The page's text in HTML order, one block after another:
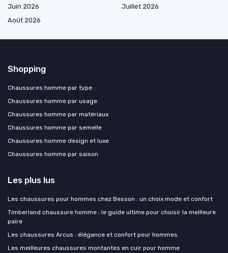
Juin 2026
Juillet 2026
Août 2026
Shopping
Chaussures homme par type
Chaussures homme par usage
Chaussures homme par matériaux
Chaussures homme par semelle
Chaussures homme design et luxe
Chaussures homme par saison
Les plus lus
Les chaussures pour hommes chez Besson : un choix mode et confort
Timberland chaussure homme : le guide ultime pour choisir la meilleure
paire
Les chaussures Arcus : élégance et confort pour hommes
Les meilleures chaussures montantes en cuir pour homme